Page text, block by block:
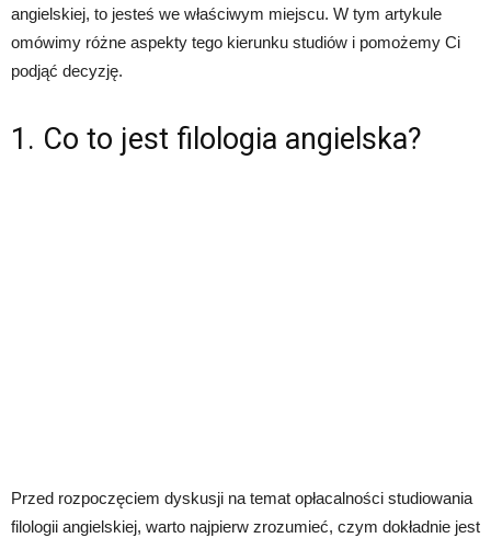
angielskiej, to jesteś we właściwym miejscu. W tym artykule
omówimy różne aspekty tego kierunku studiów i pomożemy Ci
podjąć decyzję.
1. Co to jest filologia angielska?
Przed rozpoczęciem dyskusji na temat opłacalności studiowania
filologii angielskiej, warto najpierw zrozumieć, czym dokładnie jest